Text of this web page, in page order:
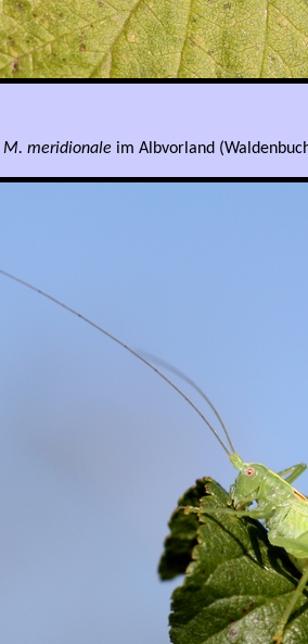
M. meridionaleim Albvorland